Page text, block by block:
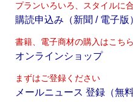
プランいろいろ、スタイルに
購読申込み（新聞 / 電子版
書籍、電子商材の購入はこちら
オンラインショップ
まずはご登録ください
メールニュース 登録（無料